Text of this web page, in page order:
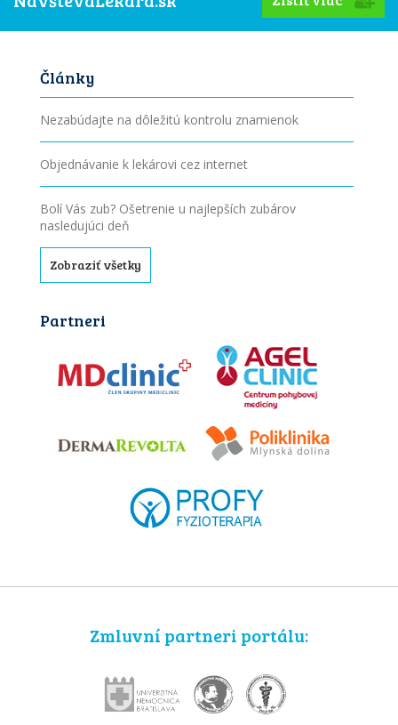
Články
Nezabúdajte na dôležitú kontrolu znamienok
Objednávanie k lekárovi cez internet
Bolí Vás zub? Ošetrenie u najlepších zubárov
nasledujúci deň
Zobraziť všetky
Partneri
Zmluvní partneri portálu: